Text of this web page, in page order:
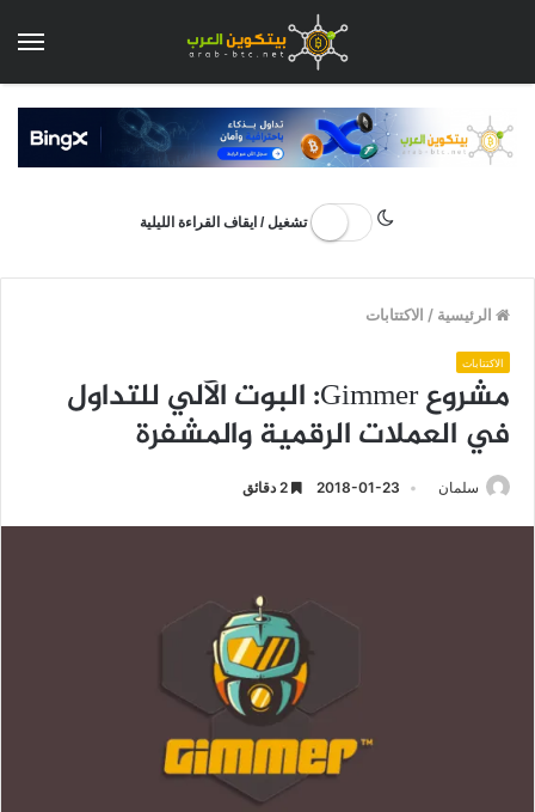
تشغيل / ايقاف القراءة الليلية
الرئيسية / الاكتتابات
الاكتتابات
مشروع Gimmer: البوت الآلي للتداول
في العملات الرقمية والمشفرة
سلمان 2018-01-23